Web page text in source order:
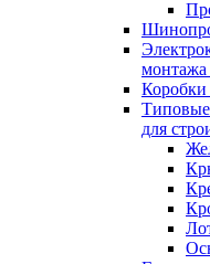
монтажа
Коробки
Типовые
для